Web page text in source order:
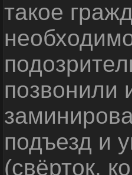
такое
позвонили
подъезд и
(свёрток,